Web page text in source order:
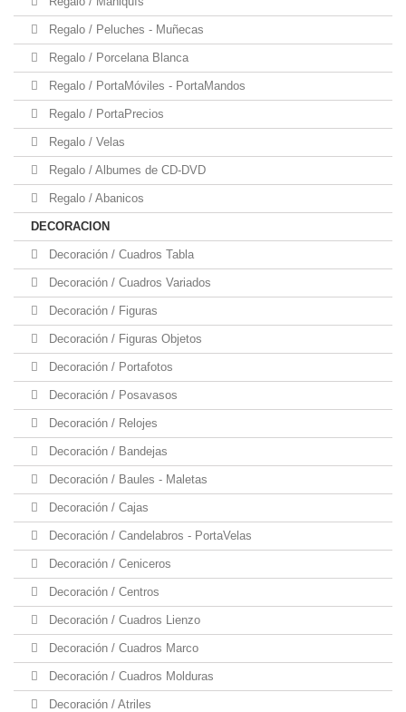
Regalo / Peluches - Muñecas
Regalo / Porcelana Blanca
Regalo / PortaMóviles - PortaMandos
Regalo / PortaPrecios
Regalo / Velas
Regalo / Albumes de CD-DVD
Regalo / Abanicos
DECORACION
Decoración / Cuadros Tabla
Decoración / Cuadros Variados
Decoración / Figuras
Decoración / Figuras Objetos
Decoración / Portafotos
Decoración / Posavasos
Decoración / Relojes
Decoración / Bandejas
Decoración / Baules - Maletas
Decoración / Cajas
Decoración / Candelabros - PortaVelas
Decoración / Ceniceros
Decoración / Centros
Decoración / Cuadros Lienzo
Decoración / Cuadros Marco
Decoración / Cuadros Molduras
Decoración / Atriles